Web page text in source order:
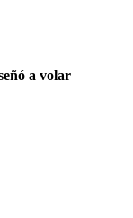
a volar